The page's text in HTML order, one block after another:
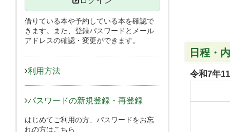
借りている本や予約している本を確認で
きます。また、登録パスワードとメール
アドレスの確認・変更ができます。
利用方法
パスワードの新規登録・再登録
はじめてご利用の方、パスワードをお忘
れの方はこちら
日程・
令和7年